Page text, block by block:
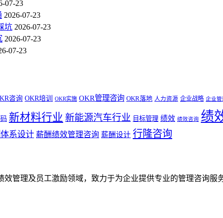
07-23
2026-07-23
坑 2026-07-23
2026-07-23
07-23
咨询 OKR培训 OKR实施 OKR管理咨询 OKR落地 人力资源 企业战略 企业管
新材料行业 新能源汽车行业 目标管理 绩效 绩效咨询 绩
系设计 薪酬绩效管理咨询 薪酬设计 行隆咨询
管理及员工激励领域，致力于为企业提供专业的管理咨询服